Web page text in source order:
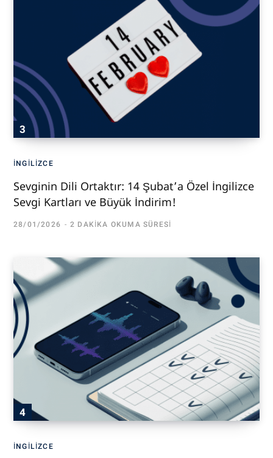
İNGILIZCE
Sevginin Dili Ortaktır: 14 Şubat’a Özel İngilizce
Sevgi Kartları ve Büyük İndirim!
28/01/2026 2 DAKIKA OKUMA SÜRESI
İNGILIZCE